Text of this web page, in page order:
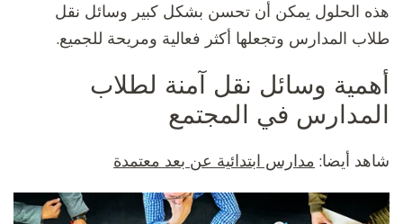
هذه الحلول يمكن أن تحسن بشكل كبير وسائل نقل
طلاب المدارس وتجعلها أكثر فعالية ومريحة للجميع.
أهمية وسائل نقل آمنة لطلاب
المدارس في المجتمع
شاهد أيضا: مدارس ابتدائية عن بعد معتمدة